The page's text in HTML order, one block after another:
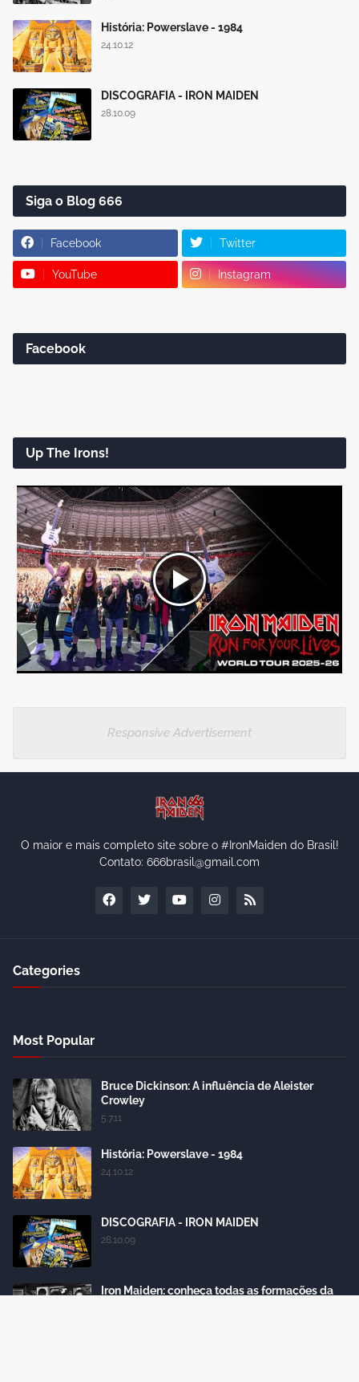
História: Powerslave - 1984
24.10.12
DISCOGRAFIA - IRON MAIDEN
28.10.09
Siga o Blog 666
Facebook Twitter
YouTube Instagram
Facebook
Up The Irons!
Responsive Advertisement
O maior e mais completo site sobre o #IronMaiden do Brasil!
Contato: 666brasil@gmail.com
Categories
Most Popular
Bruce Dickinson: A influência de Aleister
Crowley
5.7.11
História: Powerslave - 1984
24.10.12
DISCOGRAFIA - IRON MAIDEN
28.10.09
Iron Maiden: conheça todas as formações da